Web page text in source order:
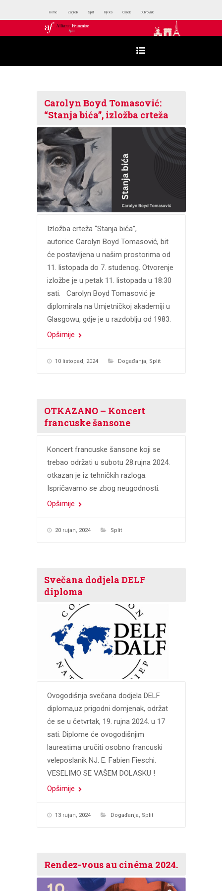
Home Zagreb Split Rijeka Osijek Dubrovnik
Carolyn Boyd Tomasović:
“Stanja bića”, izložba crteža
Izložba crteža “Stanja bića”,
autorice Carolyn Boyd Tomasović, bit
će postavljena u našim prostorima od
11. listopada do 7. studenog. Otvorenje
izložbe je u petak 11. listopada u 18:30
sati. Carolyn Boyd Tomasović je
diplomirala na Umjetničkoj akademiji u
Glasgowu, gdje je u razdoblju od 1983.
Opširnije
10 listopad, 2024 Događanja, Split
OTKAZANO – Koncert
francuske šansone
Koncert francuske šansone koji se
trebao održati u subotu 28.rujna 2024.
otkazan je iz tehničkih razloga.
Ispričavamo se zbog neugodnosti.
Opširnije
20 rujan, 2024 Split
Svečana dodjela DELF
diploma
Ovogodišnja svečana dodjela DELF
diploma,uz prigodni domjenak, održat
će se u četvrtak, 19. rujna 2024. u 17
sati. Diplome će ovogodišnjim
laureatima uručiti osobno francuski
veleposlanik NJ. E. Fabien Fieschi.
VESELIMO SE VAŠEM DOLASKU !
Opširnije
13 rujan, 2024 Događanja, Split
Rendez-vous au cinéma 2024.